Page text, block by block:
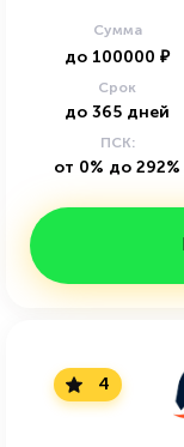
Сумма
до 100000 ₽
Срок
до 365 дней
ПСК:
от 0% до 292%
4